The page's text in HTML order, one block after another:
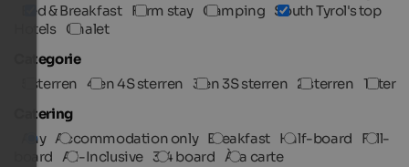
Bed & Breakfast Farm stay Camping South Tyrol's top
Hotels Chalet
Categorie
5 sterren 4 en 4S sterren 3 en 3S sterren 2 sterren 1 ster
Catering
Any Accommodation only Breakfast Half-board
Full-
board All-Inclusive 3/4 board À la carte